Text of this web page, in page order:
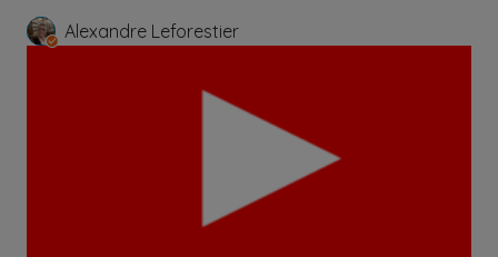
Alexandre Leforestier